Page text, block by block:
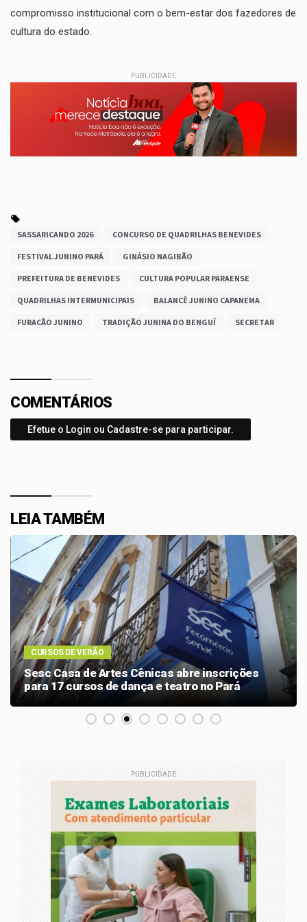
compromisso institucional com o bem-estar dos fazedores de
cultura do estado.
PUBLICIDADE
SASSARICANDO 2026 CONCURSO DE QUADRILHAS BENEVIDES
FESTIVAL JUNINO PARÁ GINÁSIO NAGIBÃO
PREFEITURA DE BENEVIDES CULTURA POPULAR PARAENSE
QUADRILHAS INTERMUNICIPAIS BALANCÊ JUNINO CAPANEMA
FURACÃO JUNINO TRADIÇÃO JUNINA DO BENGUÍ SECRETAR
COMENTÁRIOS
Efetue o Login ou Cadastre-se para participar.
LEIA TAMBÉM
CURSOS DE VERÃO
Sesc Casa de Artes Cênicas abre inscrições
para 17 cursos de dança e teatro no Pará
PUBLICIDADE